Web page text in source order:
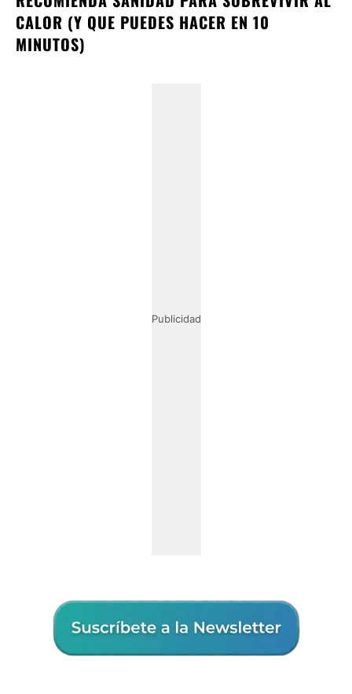
CALOR (Y QUE PUEDES HACER EN 10
MINUTOS)
Publicidad